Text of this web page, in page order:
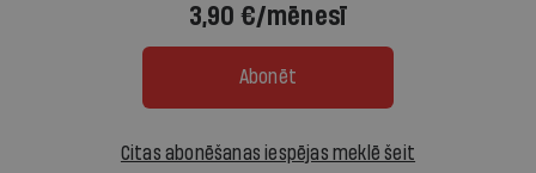
3,90 €/mēnesī
Abonēt
Citas abonēšanas iespējas meklē šeit